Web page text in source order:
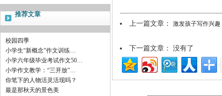
推荐文章
校园四季
小学生“新概念”作文训练…
小学六年级毕业考试作文50…
小学作文教学：“三开放”…
你笔下的人物活灵活现吗？
最是那秋天的景色美
上一篇文章： 激发孩子写作兴
下一篇文章： 没有了